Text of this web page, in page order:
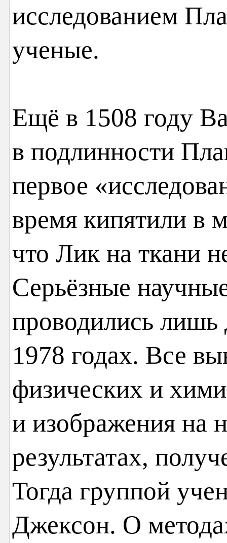
исследованием
ученые.
Ещё в 1508 году
в подлинности
первое
время кипятили в
что Лик на ткани
Серьёзные
проводились
1978 годах. Все
физических и
и изображения на
результатах,
Тогда группой
Джексон. О